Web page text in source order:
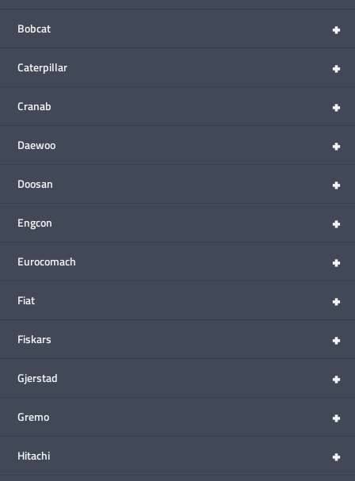
+
Bobcat
+
Caterpillar
+
Cranab
+
Daewoo
+
Doosan
+
Engcon
+
Eurocomach
+
Fiat
+
Fiskars
+
Gjerstad
+
Gremo
+
Hitachi